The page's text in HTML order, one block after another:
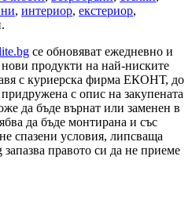
, интериор, екстериор,
се обновяват ежедневно и
продукти на най-ниските
с куриерска фирма ЕКОНТ, до
с опис на закупената
да бъде върнат или заменен в
да бъде монтирана и със
спазени условия, липсваща
правото си да не приеме